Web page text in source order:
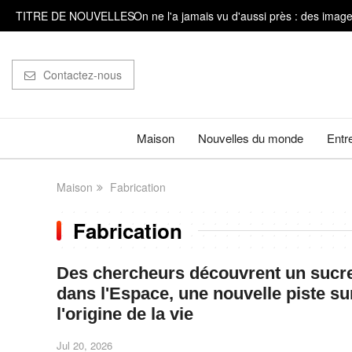
TITRE DE NOUVELLESOn ne l'a jamais vu d'aussi près : des
De &#92;"La Pat' Patrouille - Mission
Des archéologues découvrent des traces
Contactez-nous
Maison Nouvelles du monde
Maison Fabrication
Fabrication
Des chercheurs découvrent un
dans l'Espace, une nouvelle piste
l'origine de la vie
Jul 20, 2026